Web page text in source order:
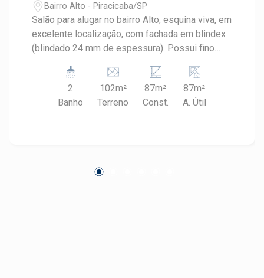
Bairro Alto - Piracicaba/SP
Salão para alugar no bairro Alto, esquina viva, em
excelente localização, com fachada em blindex
(blindado 24 mm de espessura). Possui fino
condicionado no salão e sala.
2
Banho
102m²
Terreno
87m²
Const.
87m²
A. Útil